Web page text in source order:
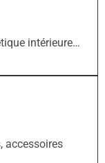
intérieure…
accessoires